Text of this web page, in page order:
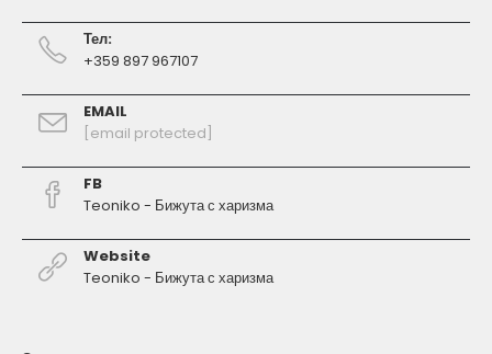
Тел:
+359 897 967107
EMAIL
[email protected]
FB
Teoniko - Бижута с харизма
Website
Teoniko - Бижута с харизма